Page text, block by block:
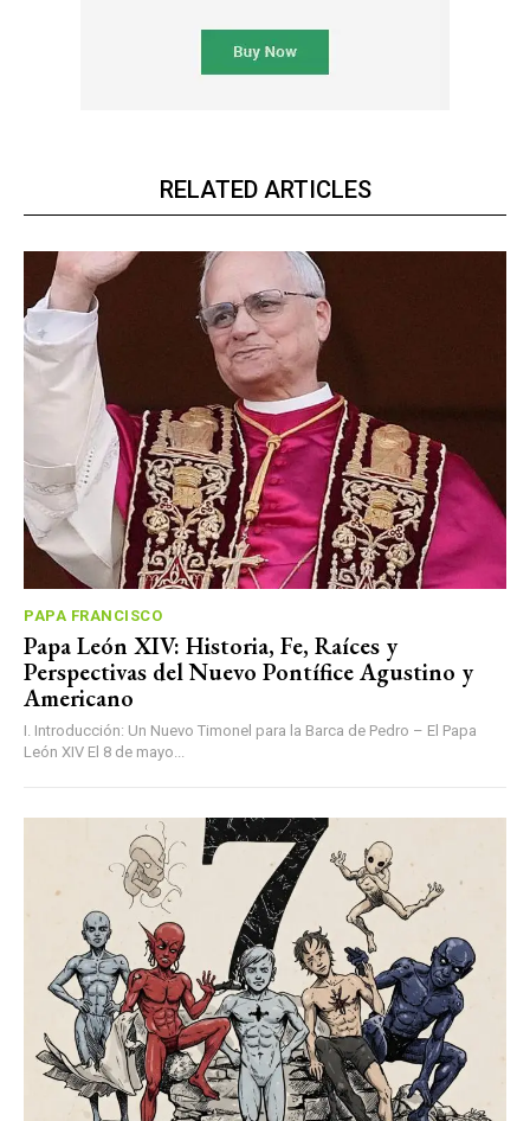
RELATED ARTICLES
PAPA FRANCISCO
Papa León XIV: Historia, Fe, Raíces y
Perspectivas del Nuevo Pontífice Agustino y
Americano
I. Introducción: Un Nuevo Timonel para la Barca de Pedro – El Papa
León XIV El 8 de mayo...